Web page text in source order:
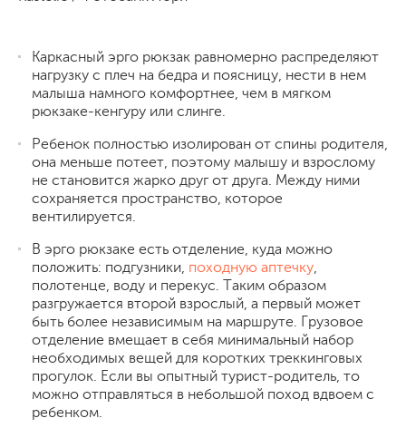
Каркасный эрго рюкзак равномерно распределяют
нагрузку с плеч на бедра и поясницу, нести в нем
малыша намного комфортнее, чем в мягком
рюкзаке-кенгуру или слинге.
Ребенок полностью изолирован от спины родителя,
она меньше потеет, поэтому малышу и взрослому
не становится жарко друг от друга. Между ними
сохраняется пространство, которое
вентилируется.
В эрго рюкзаке есть отделение, куда можно
положить: подгузники, походную аптечку,
полотенце, воду и перекус. Таким образом
разгружается второй взрослый, а первый может
быть более независимым на маршруте. Грузовое
отделение вмещает в себя минимальный набор
необходимых вещей для коротких треккинговых
прогулок. Если вы опытный турист-родитель, то
можно отправляться в небольшой поход вдвоем с
ребенком.